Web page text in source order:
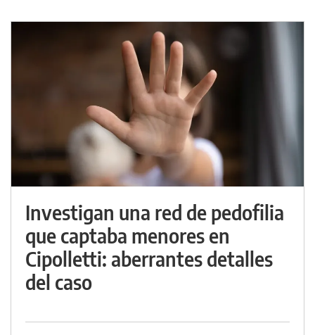
Investigan una red de pedofilia
que captaba menores en
Cipolletti: aberrantes detalles
del caso